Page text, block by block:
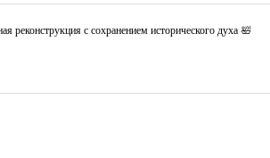
с сохранением исторического духа 🛀